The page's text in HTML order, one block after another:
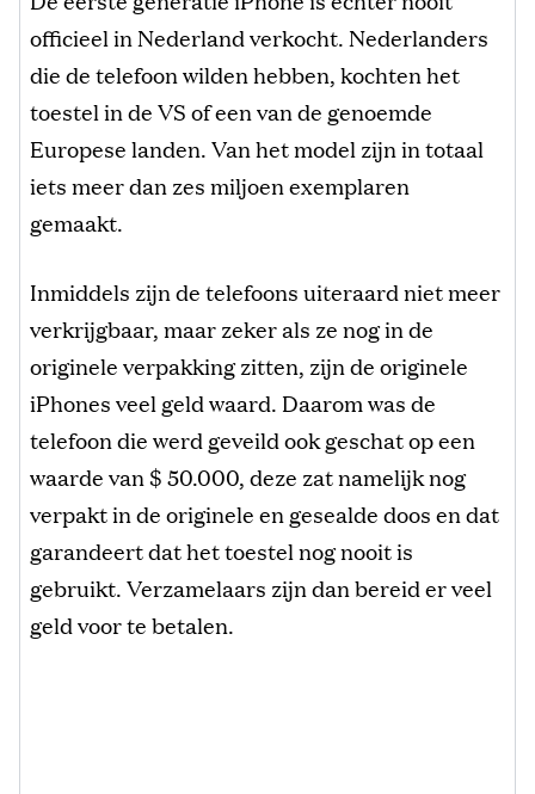
officieel in Nederland verkocht. Nederlanders
die de telefoon wilden hebben, kochten het
toestel in de VS of een van de genoemde
Europese landen. Van het model zijn in totaal
iets meer dan zes miljoen exemplaren
gemaakt.
Inmiddels zijn de telefoons uiteraard niet meer
verkrijgbaar, maar zeker als ze nog in de
originele verpakking zitten, zijn de originele
iPhones veel geld waard. Daarom was de
telefoon die werd geveild ook geschat op een
waarde van $ 50.000, deze zat namelijk nog
verpakt in de originele en gesealde doos en dat
garandeert dat het toestel nog nooit is
gebruikt. Verzamelaars zijn dan bereid er veel
geld voor te betalen.